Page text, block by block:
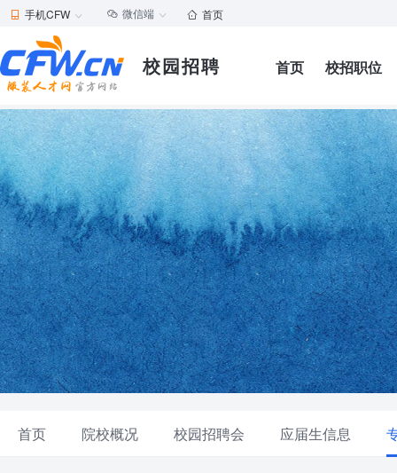
 手机CFW   微信端   首页
校园招聘 首页 校招职位
首页 院校概况 校园招聘会 应届生信息